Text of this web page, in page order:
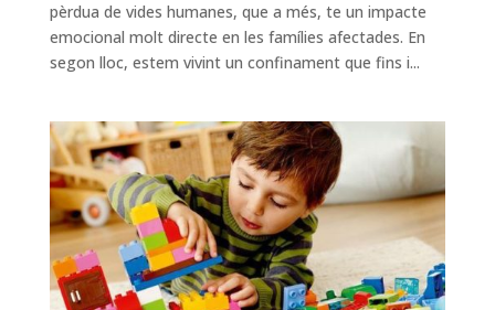
pèrdua de vides humanes, que a més, te un impacte
emocional molt directe en les famílies afectades. En
segon lloc, estem vivint un confinament que fins i...